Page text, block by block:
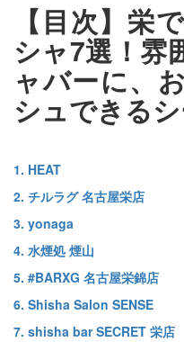
【目次】栄
シャ7選！雰
ャバーに、
シュできる
1. HEAT
2. チルラグ 名古屋栄店
3. yonaga
4. 水煙処 煙山
5. #BARXG 名古屋栄錦店
6. Shisha Salon SENSE
7. shisha bar SECRET 栄店